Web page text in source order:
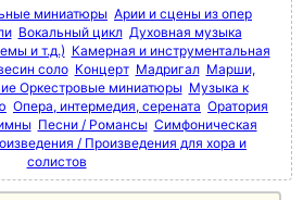
миниатюры Арии и сцены из опер
Вокальный цикл Духовная музыка
и т.д.) Камерная и инструментальная
соло Концерт Мадригал Марши,
Оркестровые миниатюры Музыка к
Опера, интермедия, серената Оратория
Песни / Романсы Симфоническая
/ Произведения для хора и
солистов